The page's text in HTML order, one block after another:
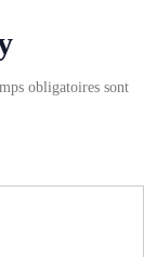
obligatoires sont